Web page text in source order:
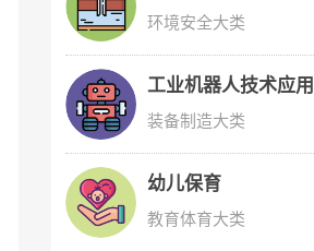
环境安全大类
工业机器人技术应用
装备制造大类
幼儿保育
教育体育大类